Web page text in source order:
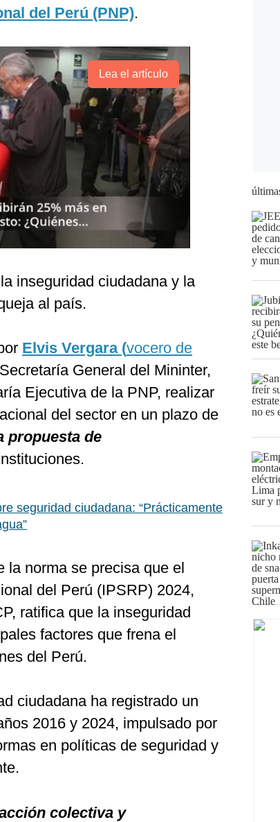
del Perú (PNP).
Lea el artículo
inseguridad ciudadana y la
al país.
Elvis Vergara (vocero de
General del Mininter,
Ejecutiva de la PNP, realizar
del sector en un plazo de
propuesta de
seguridad ciudadana: “Prácticamente
la norma se precisa que el
del Perú (IPSRP) 2024,
ratifica que la inseguridad
factores que frena el
del Perú.
ciudadana ha registrado un
2016 у 2024, impulsado por
en políticas de seguridad y
colectiva y